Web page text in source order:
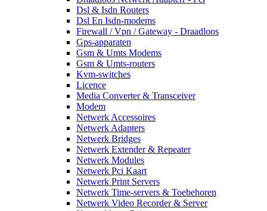
Dsl & Isdn Routers
Dsl En Isdn-modems
Firewall / Vpn / Gateway - Draadloos
Gps-apparaten
Gsm & Umts Modems
Gsm & Umts-routers
Kvm-switches
Licence
Media Converter & Transceiver
Modem
Netwerk Accessoires
Netwerk Adapters
Netwerk Bridges
Netwerk Extender & Repeater
Netwerk Modules
Netwerk Pci Kaart
Netwerk Print Servers
Netwerk Time-servers & Toebehoren
Netwerk Video Recorder & Server